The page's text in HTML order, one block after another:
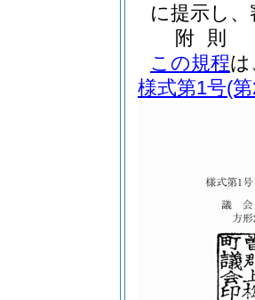
に提示し
附 則
この規程は
様式第1号(